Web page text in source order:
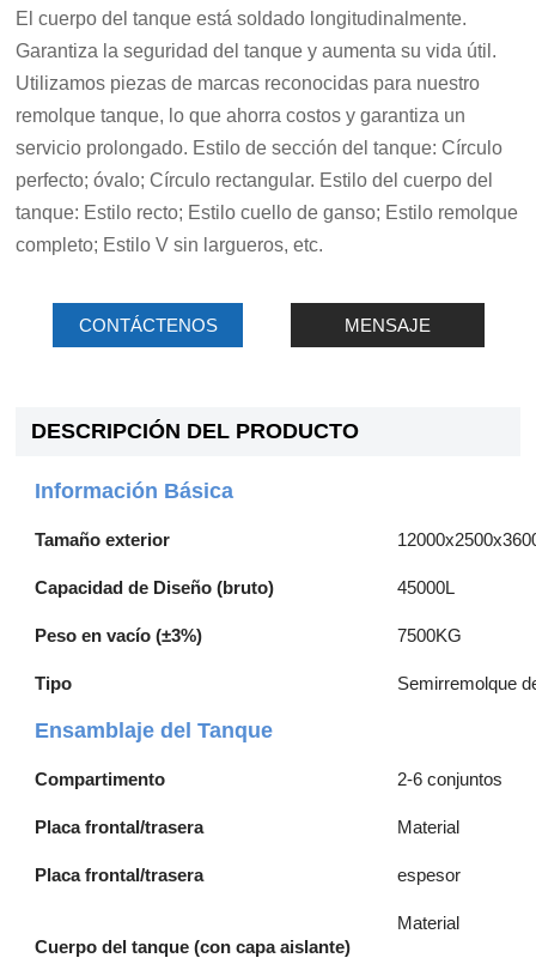
El cuerpo del tanque está soldado longitudinalmente.
Garantiza la seguridad del tanque y aumenta su vida útil.
Utilizamos piezas de marcas reconocidas para nuestro
remolque tanque, lo que ahorra costos y garantiza un
servicio prolongado. Estilo de sección del tanque: Círculo
perfecto; óvalo; Círculo rectangular. Estilo del cuerpo del
tanque: Estilo recto; Estilo cuello de ganso; Estilo remolque
completo; Estilo V sin largueros, etc.
CONTÁCTENOS MENSAJE
DESCRIPCIÓN DEL PRODUCTO
Información Básica
Tamaño exterior
Capacidad de Diseño (bruto) 45000L
Peso en vacío (±3%) 7500KG
Tipo Semirremolque
Ensamblaje del Tanque
Compartimento 2-6 conjuntos
Placa frontal/trasera Material
Placa frontal/trasera espesor
Cuerpo del tanque (con capa aislante)
Material